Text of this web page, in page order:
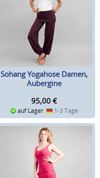
Sohang Yogahose Damen,
Aubergine
95,00 €
auf Lager 1-3 Tage